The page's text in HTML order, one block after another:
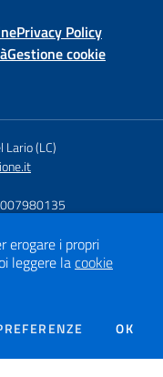
Privacy Policy
Gestione cookie
(LC)
by
Designers Italia
CMS
SCUOLASTICO
erogare i propri
leggere lacookie
DEI COOKIE
OK